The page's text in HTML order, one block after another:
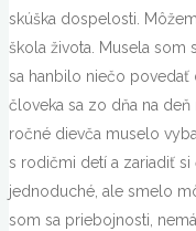
skúška dospelosti.
škola života. Musela som
sa hanbilo niečo
človeka sa zo dňa na
ročné dievča muselo
s rodičmi detí a zariadiť
jednoduché, ale smelo
som sa priebojnosti,